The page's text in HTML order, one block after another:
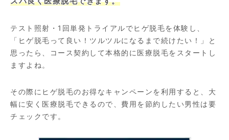
テスト照射・1回単発トライアルでヒゲ脱毛を体験し、
「ヒゲ脱毛って良い！ツルツルになるまで続けたい！」と
思ったら、コース契約して本格的に医療脱毛をスタートし
ますよね。
その際にヒゲ脱毛のお得なキャンペーンを利用すると、大
幅に安く医療脱毛できるので、費用を節約したい男性は要
チェックです。